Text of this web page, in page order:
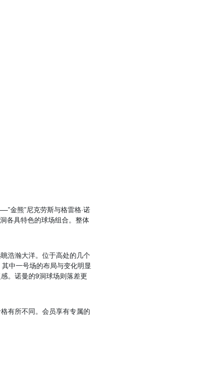
金熊”尼克劳斯与格雷格·诺
各具特色的球场组合。整体
浩瀚大洋。位于高处的几个
中一号场的布局与变化明显
。诺曼的9洞球场则落差更
有所不同。会员享有专属的